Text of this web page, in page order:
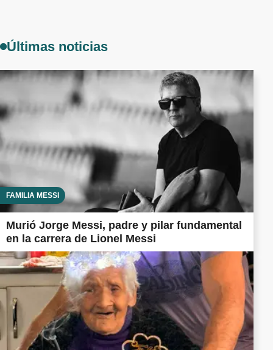
Últimas noticias
FAMILIA MESSI
Murió Jorge Messi, padre y pilar fundamental
en la carrera de Lionel Messi